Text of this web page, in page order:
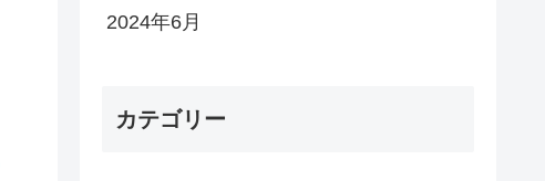
2024年6月
カテゴリー